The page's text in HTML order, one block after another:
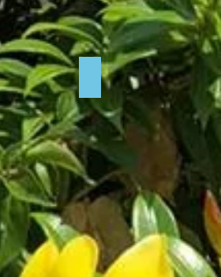
installation de la clim.